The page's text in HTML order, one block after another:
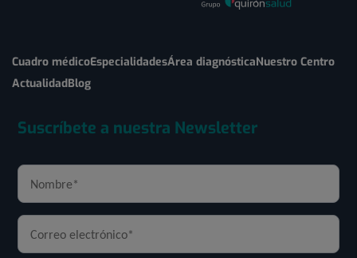
Cuadro médicoEspecialidadesÁrea diagnósticaNuestro Centro
ActualidadBlog
Suscríbete a nuestra Newsletter